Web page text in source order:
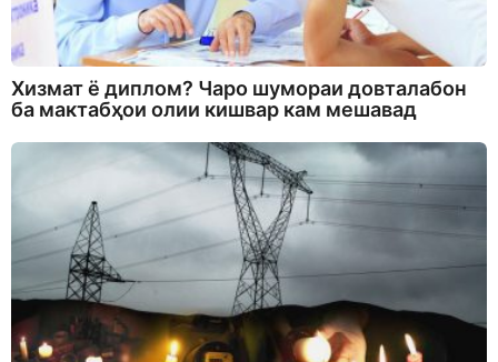
Хизмат ё диплом? Чаро шумораи довталабон
ба мактабҳои олии кишвар кам мешавад